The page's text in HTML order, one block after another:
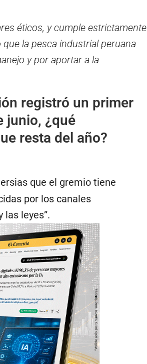
éticos, y cumple estrictamente
la pesca industrial peruana
y por aportar a la
registró un primer
junio, ¿qué
resta del año?
que el gremio tiene
por los canales
leyes”.